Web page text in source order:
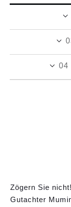
04
Zögern Sie
Gutachter